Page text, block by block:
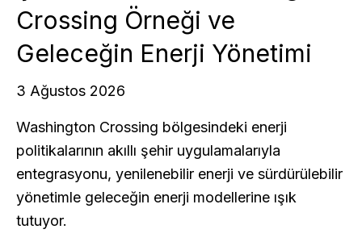
Crossing Örneği ve
Geleceğin Enerji Yönetimi
3 Ağustos 2026
Washington Crossing bölgesindeki enerji
politikalarının akıllı şehir uygulamalarıyla
entegrasyonu, yenilenebilir enerji ve sürdürülebilir
yönetimle geleceğin enerji modellerine ışık
tutuyor.